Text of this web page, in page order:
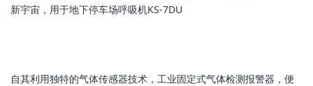
新宇宙，用于地下停车场呼吸机KS-7DU
自其利用独特的气体传感器技术，工业固定式气体检测报警器，便